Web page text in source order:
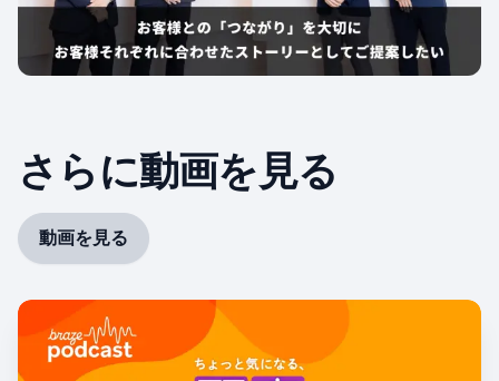
さらに動画を見る
動画を見る